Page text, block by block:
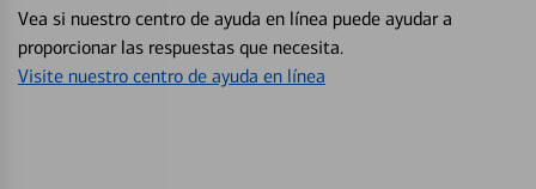
Vea si nuestro centro de ayuda en línea puede ayudar a
proporcionar las respuestas que necesita.
Visite nuestro centro de ayuda en línea